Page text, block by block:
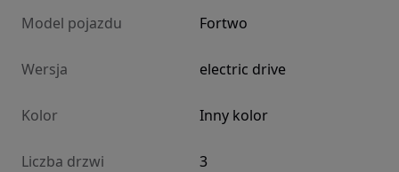
Model pojazdu Fortwo
Wersja electric drive
Kolor Inny kolor
Liczba drzwi 3